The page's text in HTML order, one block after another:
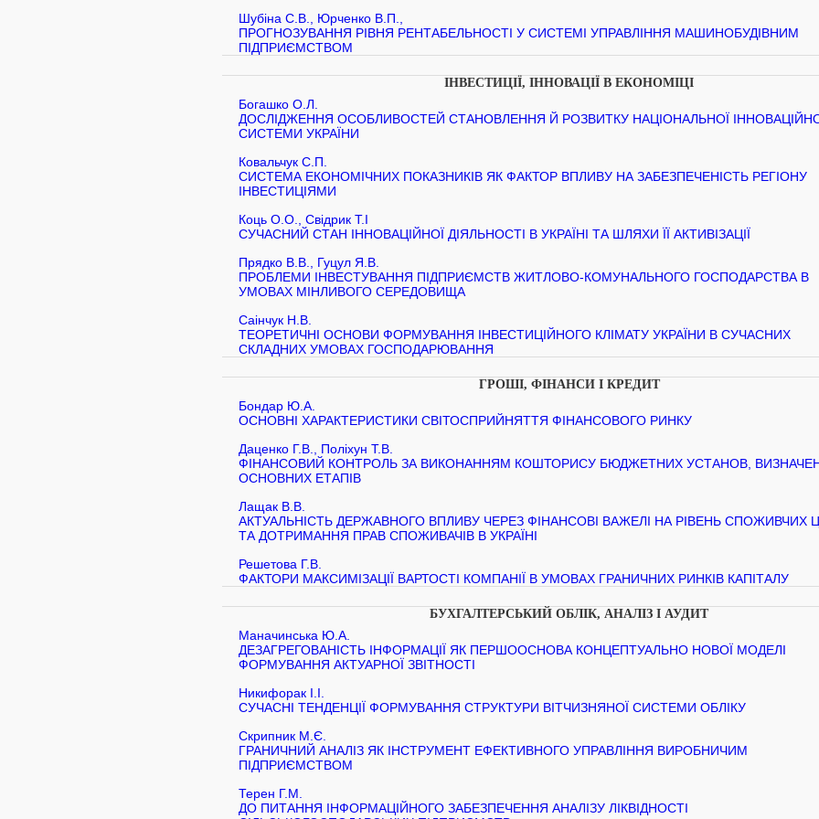
Шубіна С.В., Юрченко В.П.,
ПРОГНОЗУВАННЯ РІВНЯ РЕНТАБЕЛЬНОСТІ У СИСТЕМІ УПРАВЛІННЯ МАШИНОБУДІВНИМ
ПІДПРИЄМСТВОМ
ІНВЕСТИЦІЇ, ІННОВАЦІЇ В ЕКОНОМІЦІ
Богашко О.Л.
ДОСЛІДЖЕННЯ ОСОБЛИВОСТЕЙ СТАНОВЛЕННЯ Й РОЗВИТКУ НАЦІОНАЛЬНОЇ
СИСТЕМИ УКРАЇНИ
Ковальчук С.П.
СИСТЕМА ЕКОНОМІЧНИХ ПОКАЗНИКІВ ЯК ФАКТОР ВПЛИВУ НА ЗАБЕЗПЕЧЕНІСТЬ РЕГІОНУ
ІНВЕСТИЦІЯМИ
Коць О.О., Свідрик Т.І
СУЧАСНИЙ СТАН ІННОВАЦІЙНОЇ ДІЯЛЬНОСТІ В УКРАЇНІ ТА ШЛЯХИ ЇЇ АКТИВІЗАЦІЇ
Прядко В.В., Гуцул Я.В.
ПРОБЛЕМИ ІНВЕСТУВАННЯ ПІДПРИЄМСТВ ЖИТЛОВО-КОМУНАЛЬНОГО ГОСПОДАРСТВА В
УМОВАХ МІНЛИВОГО СЕРЕДОВИЩА
Саінчук Н.В.
ТЕОРЕТИЧНІ ОСНОВИ ФОРМУВАННЯ ІНВЕСТИЦІЙНОГО КЛІМАТУ УКРАЇНИ В СУЧАСНИХ
СКЛАДНИХ УМОВАХ ГОСПОДАРЮВАННЯ
ГРОШІ, ФІНАНСИ І КРЕДИТ
Бондар Ю.А.
ОСНОВНІ ХАРАКТЕРИСТИКИ СВІТОСПРИЙНЯТТЯ ФІНАНСОВОГО РИНКУ
Даценко Г.В., Поліхун Т.В.
ФІНАНСОВИЙ КОНТРОЛЬ ЗА ВИКОНАННЯМ КОШТОРИСУ БЮДЖЕТНИХ УСТАНОВ,
ОСНОВНИХ ЕТАПІВ
Лащак В.В.
АКТУАЛЬНІСТЬ ДЕРЖАВНОГО ВПЛИВУ ЧЕРЕЗ ФІНАНСОВІ ВАЖЕЛІ НА РІВЕНЬ СПОЖИВЧИХ
ТА ДОТРИМАННЯ ПРАВ СПОЖИВАЧІВ В УКРАЇНІ
Решетова Г.В.
ФАКТОРИ МАКСИМІЗАЦІЇ ВАРТОСТІ КОМПАНІЇ В УМОВАХ ГРАНИЧНИХ РИНКІВ КАПІТАЛУ
БУХГАЛТЕРСЬКИЙ ОБЛІК, АНАЛІЗ І АУДИТ
Маначинська Ю.А.
ДЕЗАГРЕГОВАНІСТЬ ІНФОРМАЦІЇ ЯК ПЕРШООСНОВА КОНЦЕПТУАЛЬНО НОВОЇ МОДЕЛІ
ФОРМУВАННЯ АКТУАРНОЇ ЗВІТНОСТІ
Никифорак І.І.
СУЧАСНІ ТЕНДЕНЦІЇ ФОРМУВАННЯ СТРУКТУРИ ВІТЧИЗНЯНОЇ СИСТЕМИ ОБЛІКУ
Скрипник М.Є.
ГРАНИЧНИЙ АНАЛІЗ ЯК ІНСТРУМЕНТ ЕФЕКТИВНОГО УПРАВЛІННЯ ВИРОБНИЧИМ
ПІДПРИЄМСТВОМ
Терен Г.М.
ДО ПИТАННЯ ІНФОРМАЦІЙНОГО ЗАБЕЗПЕЧЕННЯ АНАЛІЗУ ЛІКВІДНОСТІ